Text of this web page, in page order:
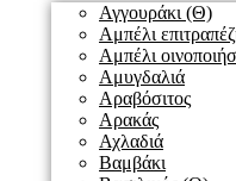
Αγγουράκι (Θ)
Αμπέλι
Αμπέλι
Αμυγδαλιά
Αραβόσιτος
Αρακάς
Αχλαδιά
Βαμβάκι